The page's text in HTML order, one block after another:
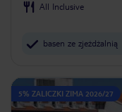
All Inclusive
basen ze zjeżdżalnią
5% ZALICZKI ZIMA 2026/27